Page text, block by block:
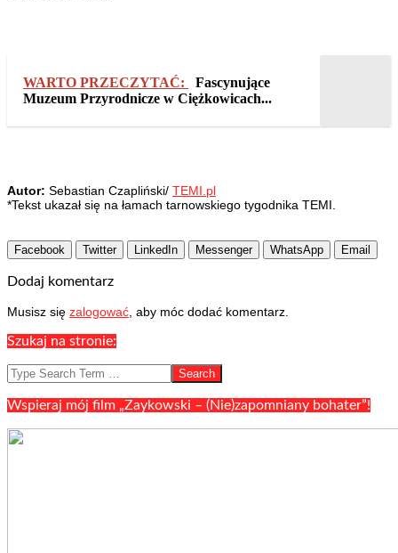
WARTO PRZECZYTAĆ:
Fascynujące
Muzeum Przyrodnicze w Ciężkowicach...
Autor: Sebastian Czapliński/ TEMI.pl
*Tekst ukazał się na łamach tarnowskiego tygodnika TEMI.
Facebook Twitter LinkedIn Messenger WhatsApp Email
11-
Dodaj komentarz
Musisz się zalogować , aby móc dodać komentarz.
Szukaj na stronie:
Search
Wspieraj mój film „Zaykowski – (Nie)zapomniany bohater”!